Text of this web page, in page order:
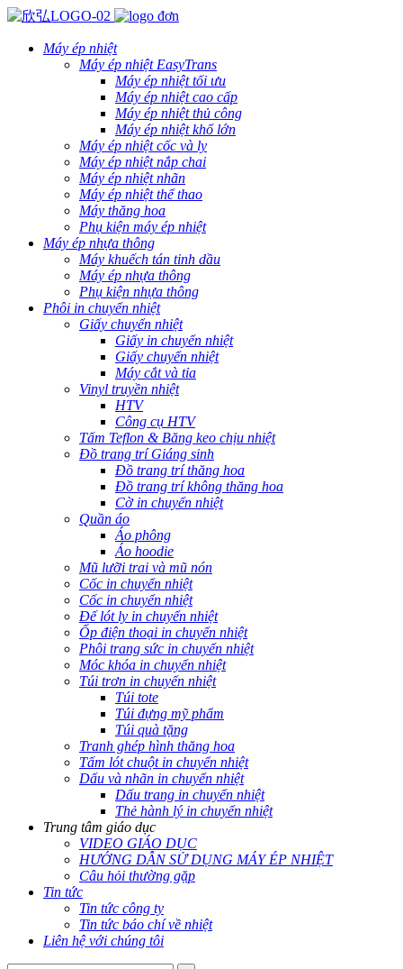
Máy ép nhiệt
Máy ép nhiệt EasyTrans
Máy ép nhiệt tối ưu
Máy ép nhiệt cao cấp
Máy ép nhiệt thủ công
Máy ép nhiệt khổ lớn
Máy ép nhiệt cốc và ly
Máy ép nhiệt nắp chai
Máy ép nhiệt nhãn
Máy ép nhiệt thể thao
Máy thăng hoa
Phụ kiện máy ép nhiệt
Máy ép nhựa thông
Máy khuếch tán tinh dầu
Máy ép nhựa thông
Phụ kiện nhựa thông
Phôi in chuyển nhiệt
Giấy chuyển nhiệt
Giấy in chuyển nhiệt
Giấy chuyển nhiệt
Máy cắt và tỉa
Vinyl truyền nhiệt
HTV
Công cụ HTV
Tấm Teflon & Băng keo chịu nhiệt
Đồ trang trí Giáng sinh
Đồ trang trí thăng hoa
Đồ trang trí không thăng hoa
Cờ in chuyển nhiệt
Quần áo
Áo phông
Áo hoodie
Mũ lưỡi trai và mũ nón
Cốc in chuyển nhiệt
Cốc in chuyển nhiệt
Đế lót ly in chuyển nhiệt
Ốp điện thoại in chuyển nhiệt
Phôi trang sức in chuyển nhiệt
Móc khóa in chuyển nhiệt
Túi trơn in chuyển nhiệt
Túi tote
Túi đựng mỹ phẩm
Túi quà tặng
Tranh ghép hình thăng hoa
Tấm lót chuột in chuyển nhiệt
Dấu và nhãn in chuyển nhiệt
Dấu trang in chuyển nhiệt
Thẻ hành lý in chuyển nhiệt
Trung tâm giáo dục
VIDEO GIÁO DỤC
HƯỚNG DẪN SỬ DỤNG MÁY ÉP NHIỆT
Câu hỏi thường gặp
Tin tức
Tin tức công ty
Tin tức báo chí về nhiệt
Liên hệ với chúng tôi